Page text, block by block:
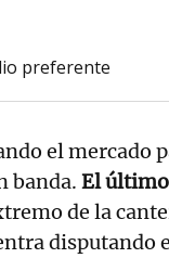
preferente
el mercado
banda. El
de la
disputando